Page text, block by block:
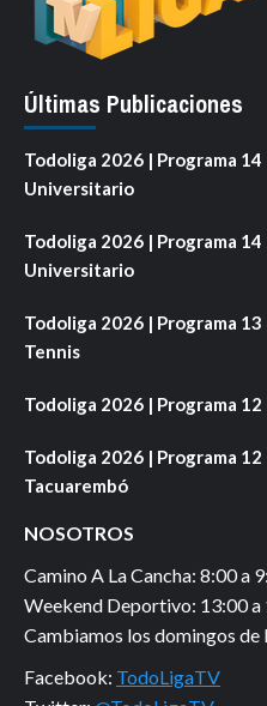
Últimas Publicaciones
Todoliga 2026 | Programa
Universitario
Todoliga 2026 | Programa
Universitario
Todoliga 2026 | Programa
Tennis
Todoliga 2026 | Programa 12
Todoliga 2026 | Programa 12
Tacuarembó
NOSOTROS
Camino A La Cancha: 8:00 a
Weekend Deportivo: 13:00 a
Cambiamos los domingos de
Facebook: TodoLigaTV